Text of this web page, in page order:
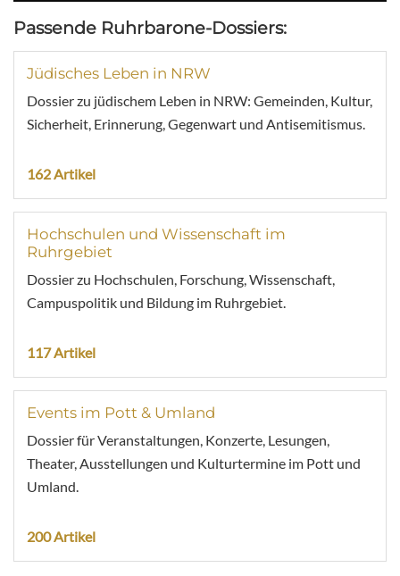
Passende Ruhrbarone-Dossiers:
Jüdisches Leben in NRW
Dossier zu jüdischem Leben in NRW: Gemeinden, Kultur,
Sicherheit, Erinnerung, Gegenwart und Antisemitismus.
162 Artikel
Hochschulen und Wissenschaft im
Ruhrgebiet
Dossier zu Hochschulen, Forschung, Wissenschaft,
Campuspolitik und Bildung im Ruhrgebiet.
117 Artikel
Events im Pott & Umland
Dossier für Veranstaltungen, Konzerte, Lesungen,
Theater, Ausstellungen und Kulturtermine im Pott und
Umland.
200 Artikel